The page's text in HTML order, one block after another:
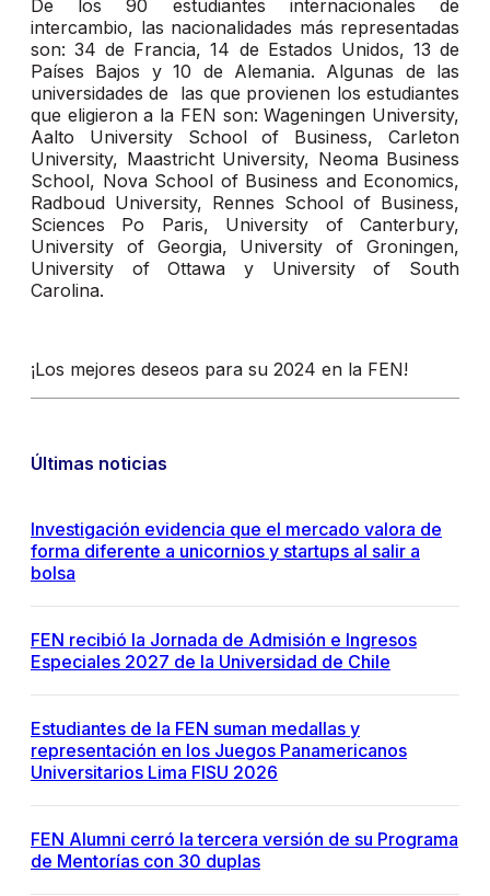
De los 90 estudiantes internacionales de
intercambio, las nacionalidades más representadas
son: 34 de Francia, 14 de Estados Unidos, 13 de
Países Bajos y 10 de Alemania. Algunas de las
universidades de las que provienen los estudiantes
que eligieron a la FEN son: Wageningen University,
Aalto University School of Business, Carleton
University, Maastricht University, Neoma Business
School, Nova School of Business and Economics,
Radboud University, Rennes School of Business,
Sciences Po Paris, University of Canterbury,
University of Georgia, University of Groningen,
University of Ottawa y University of South
Carolina.
¡Los mejores deseos para su 2024 en la FEN!
Últimas noticias
Investigación evidencia que el mercado valora de
forma diferente a unicornios y startups al salir a
bolsa
FEN recibió la Jornada de Admisión e Ingresos
Especiales 2027 de la Universidad de Chile
Estudiantes de la FEN suman medallas y
representación en los Juegos Panamericanos
Universitarios Lima FISU 2026
FEN Alumni cerró la tercera versión de su Programa
de Mentorías con 30 duplas